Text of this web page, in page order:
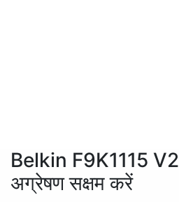
Belkin F9K1115 V2
अग्रेषण सक्षम करें